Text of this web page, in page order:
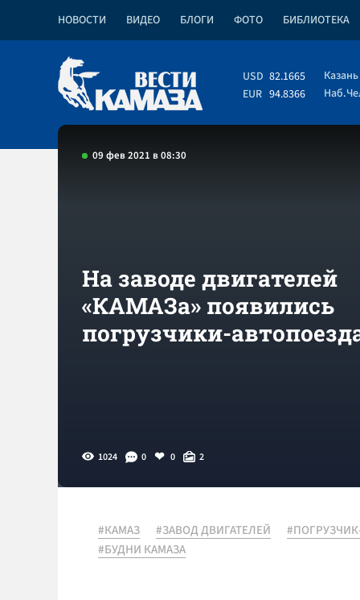
НОВОСТИ ВИДЕО БЛОГИ ФОТО БИБЛИОТЕКА
USD 82.1665
EUR 94.8366
Казань
09 фев 2021 в 08:30
На заводе двигателей
«КАМАЗа» появились
погрузчики-
1024 0 0 2
#КАМАЗ #ЗАВОД ДВИГАТЕЛЕЙ
#БУДНИ КАМАЗА